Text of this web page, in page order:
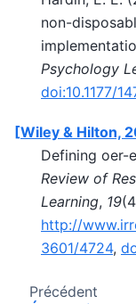
non-
Psychology
doi:10.1177/
Wiley & Hilton,
Defining oer-
Review of
Learning, 19
http://
3601/4724,
Précédent